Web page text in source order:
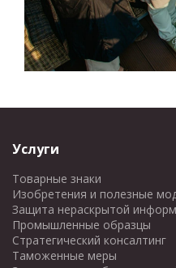
Услуги
Товарные знаки
Изобретения и полезные
Защита нераскрытой
Промышленные образцы
Стратегический консалтинг
Таможенные меры